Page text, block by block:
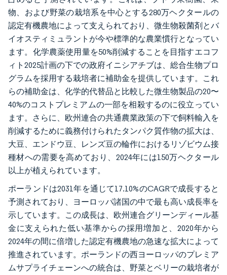
物、および野菜の栽培系を中心とする280万ヘクタールの
認定有機農地によって支えられており、微生物殺菌剤とバ
イオスティミュラントが今や標準的な農業慣行となってい
ます。化学農薬使用量を50%削減することを目指すエコフ
ィト2025計画の下での政府イニシアチブは、総合生物プロ
グラムを採用する栽培者に補助金を提供しています。これ
らの補助金は、化学的代替品と比較した微生物製品の20〜
40%のコストプレミアムの一部を相殺するのに役立ってい
ます。さらに、欧州連合の共通農業政策の下で飼料輸入を
削減するために義務付けられたタンパク質作物の拡大は、
大豆、エンドウ豆、レンズ豆の輪作におけるリゾビウム接
種材への需要を高めており、2024年には150万ヘクタール
以上が植えられています。
ポーランドは2031年を通じて17.10%のCAGRで成長すると
予測されており、ヨーロッパ諸国の中で最も高い成長率を
示しています。この成長は、欧州連合グリーンディール基
金に支えられた低い基準からの採用増加と、2020年から
2024年の間に倍増した認定有機農地の急速な拡大によって
推進されています。ポーランドの西ヨーロッパのプレミア
ムサプライチェーンへの統合は、野菜とベリーの栽培者が